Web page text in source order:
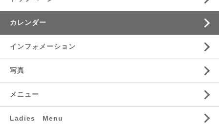
カレンダー
インフォメーション
写真
メニュー
Ladies Menu